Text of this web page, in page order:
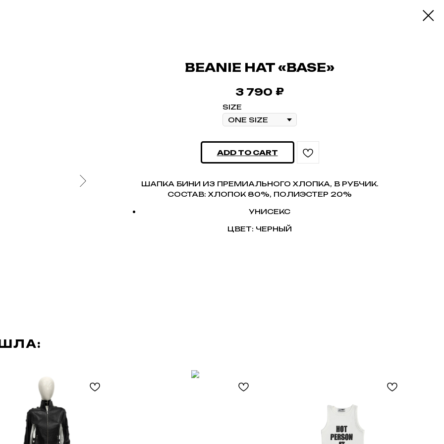
BEANIE HAT «BASE»
3 790 ₽
SIZE
ADD TO CART
ШАПКА БИНИ ИЗ ПРЕМИАЛЬНОГО ХЛОПКА, В РУБЧИК.
СОСТАВ: ХЛОПОК 80%, ПОЛИЭСТЕР 20%
УНИСЕКС
ЦВЕТ: ЧЕРНЫЙ